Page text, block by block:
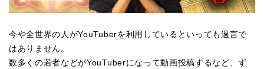
今や全世界の人がYouTuberを利用しているといっても過言で
はありません。
数多くの若者などがYouTuberになって動画投稿するなど、ず